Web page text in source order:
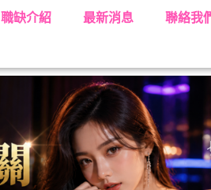
職缺介紹 最新消息 聯絡我